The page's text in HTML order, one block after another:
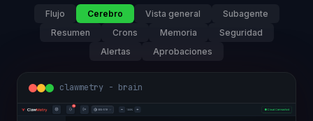
Flujo Cerebro Vista general
Subagente
Resumen
Crons Memoria
Seguridad
Alertas
Aprobaciones
clawmetry - overview